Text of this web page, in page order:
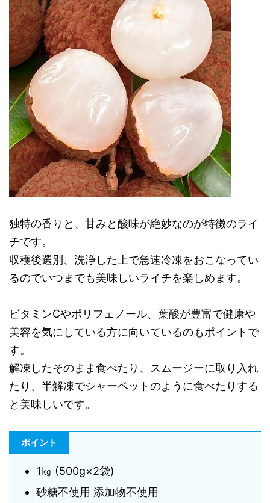
独特の香りと、甘みと酸味が絶妙なのが特徴のライ
チです。
収穫後選別、洗浄した上で急速冷凍をおこなってい
るのでいつまでも美味しいライチを楽しめます。
ビタミンCやポリフェノール、葉酸が豊富で健康や
美容を気にしている方に向いているのもポイントで
す。
解凍したそのまま食べたり、スムージーに取り入れ
たり、半解凍でシャーベットのように食べたりする
と美味しいです。
ポイント
1㎏ (500g×2袋)
砂糖不使用 添加物不使用